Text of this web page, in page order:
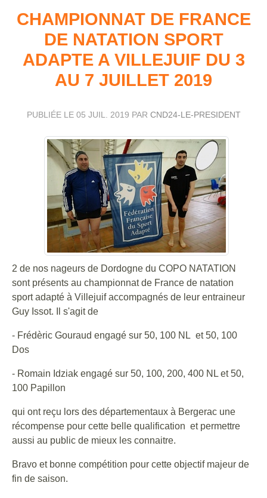
CHAMPIONNAT DE FRANCE
DE NATATION SPORT
ADAPTE A VILLEJUIF DU 3
AU 7 JUILLET 2019
PUBLIÉE LE 05 JUIL. 2019 PAR CND24-LE-PRESIDENT
2 de nos nageurs de Dordogne du COPO NATATION
sont présents au championnat de France de natation
sport adapté à Villejuif accompagnés de leur entraineur
Guy Issot. Il s'agit de
- Frédèric Gouraud engagé sur 50, 100 NL et 50, 100
Dos
- Romain Idziak engagé sur 50, 100, 200, 400 NL et 50,
100 Papillon
qui ont reçu lors des départementaux à Bergerac une
récompense pour cette belle qualification et permettre
aussi au public de mieux les connaitre.
Bravo et bonne compétition pour cette objectif majeur de
fin de saison.